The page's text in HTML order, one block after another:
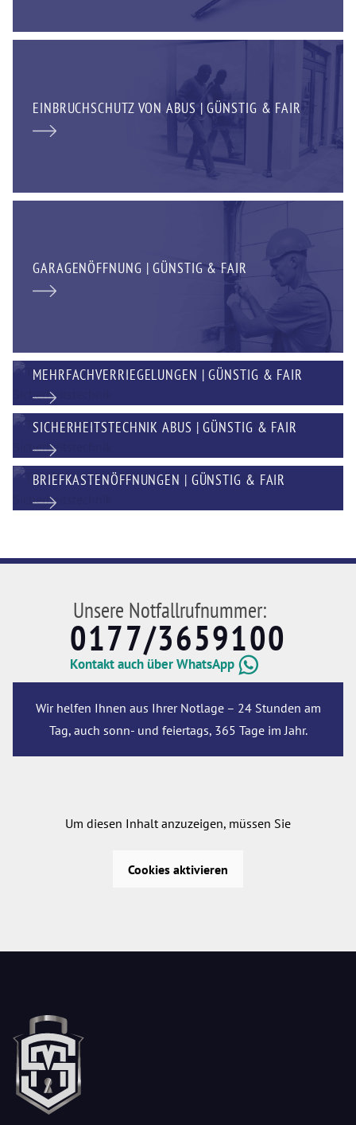
EINBRUCHSCHUTZ VON ABUS | GÜNSTIG & FAIR
GARAGENÖFFNUNG | GÜNSTIG & FAIR
MEHRFACHVERRIEGELUNGEN | GÜNSTIG & FAIR
SICHERHEITSTECHNIK ABUS | GÜNSTIG & FAIR
BRIEFKASTENÖFFNUNGEN | GÜNSTIG & FAIR
Unsere Notfallrufnummer:
0177/3659100
Kontakt auch über WhatsApp
Wir helfen Ihnen aus Ihrer Notlage – 24 Stunden am
Tag, auch sonn- und feiertags, 365 Tage im Jahr.
Um diesen Inhalt anzuzeigen, müssen Sie
Cookies aktivieren